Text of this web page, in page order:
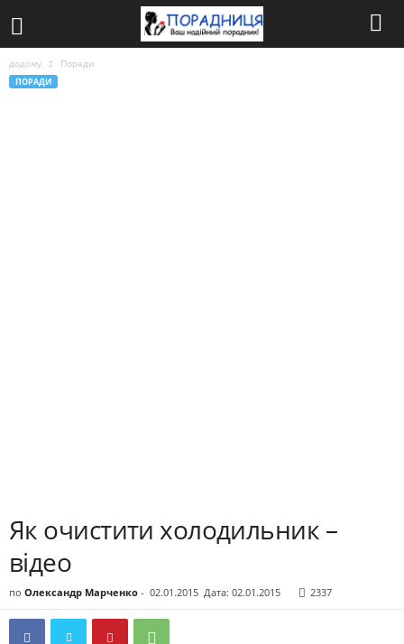
додому Поради
ПОРАДИ
Як очистити холодильник –
відео
по Олександр Марченко - 02.01.2015 Дата: 02.01.2015 2337